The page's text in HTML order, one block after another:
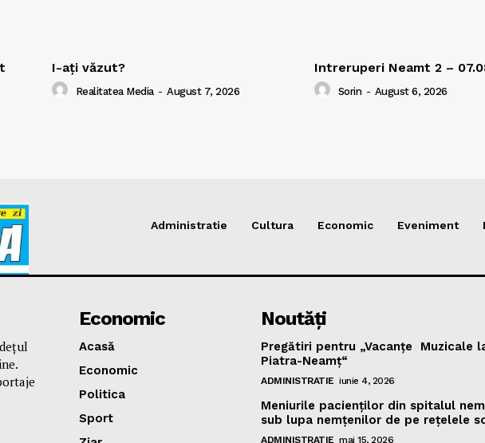
I-aţi văzut?
Realitatea Media - August 7, 2026
Intreruperi Neamt 2 –
Sorin - August 6, 2026
Administratie Cultura Economic Eveniment
Economic
Acasă
Economic
Politica
Sport
Noutăţi
Pregătiri pentru „Vacanţe Muzicale
Piatra-Neamţ“
ADMINISTRATIE iunie 4, 2026
Meniurile pacienţilor din spitalul
sub lupa nemţenilor de pe reţelele
ADMINISTRATIE mai 15, 2026